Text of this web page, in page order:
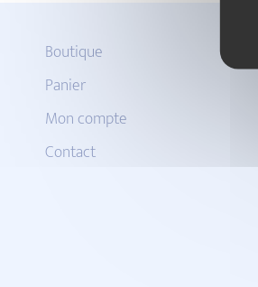
Boutique
Panier
Mon compte
Contact